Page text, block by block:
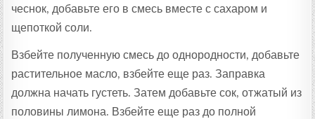
чеснок, добавьте его в смесь вместе с сахаром и
щепоткой соли.
Взбейте полученную смесь до однородности, добавьте
растительное масло, взбейте еще раз. Заправка
должна начать густеть. Затем добавьте сок, отжатый из
половины лимона. Взбейте еще раз до полной